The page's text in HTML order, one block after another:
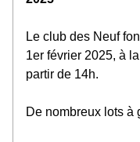
Le club des Neuf
1er février 2025, à
partir de 14h.
De nombreux lots à